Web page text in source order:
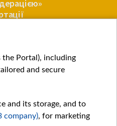
the Portal), including
and secure
and its storage, and to
company), for marketing